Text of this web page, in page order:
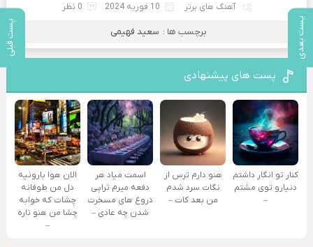
پست بعدی پست قبلی
آهنگ های برتر 10 فوریه 2024 0 نظر
برچسب ها : سعید فهیمی
پست های پیشنهادی
کنار تو انگار داشتم
دنیارو توی مشتم
–
هنو دارم ترس از
نگات سرد شدم
من بعد کات –
اسمت میاد هر
دفعه میرم تراپی
دروغ‌ های مسخرت
شدن چه عادی –
الان هوا بارونیه
دل من طوفانه
چشات که خوابه
چشا من هنو تاره
–